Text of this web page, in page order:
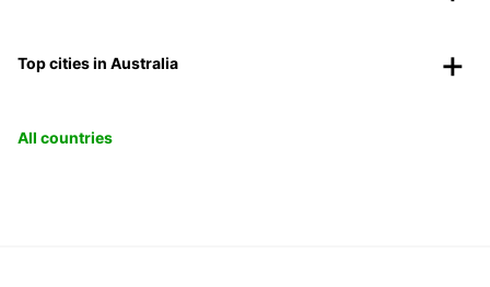
Top cities in Australia
All countries